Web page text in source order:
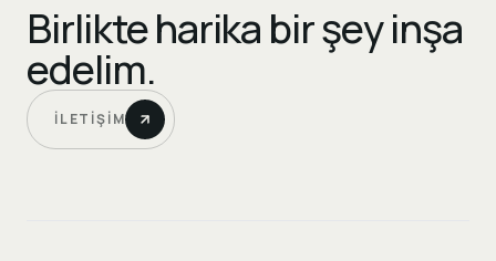
Birlikte harika bir şey inşa
edelim.
İLETIŞIM